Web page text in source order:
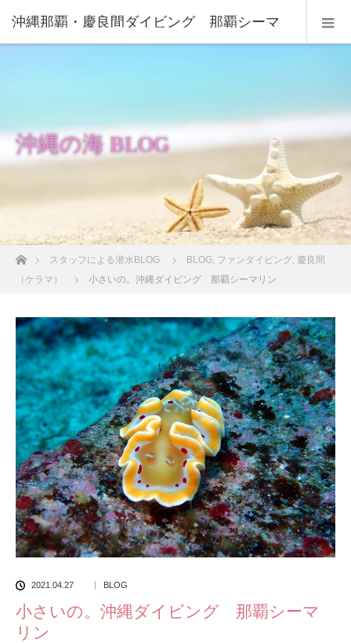
沖縄那覇・慶良間ダイビング 那覇シーマ
沖縄の海 BLOG
ホームスタッフによる潜水BLOG BLOG, ファンダイビング, 慶良間
（ケラマ）
小さいの。沖縄ダイビング 那覇シーマリン
2021.04.27 BLOG
小さいの。沖縄ダイビング 那覇シーマ
リン